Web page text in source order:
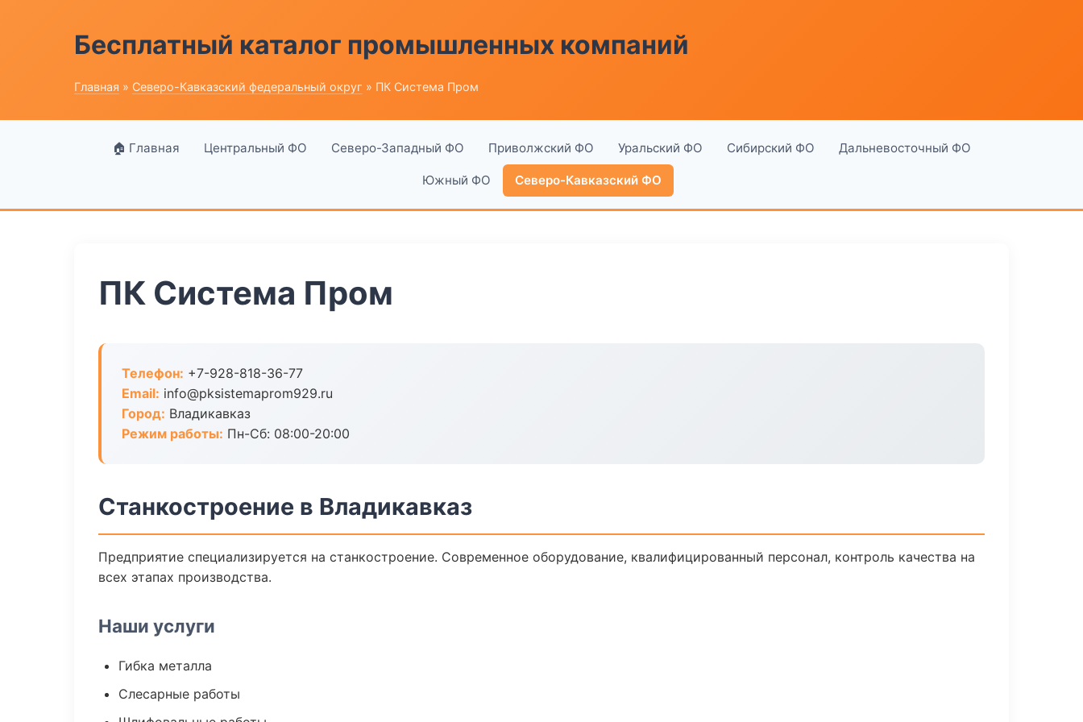
Бесплатный каталог промышленных компаний
Главная » Северо-Кавказский федеральный округ » ПК Система Пром
🏠 Главная Центральный ФО Северо-Западный ФО Приволжский ФО Уральский ФО Сибирский ФО Дальневосточный ФО
Южный ФО Северо-Кавказский ФО
ПК Система Пром
Телефон: +7-928-818-36-77
Email: info@pksistemaprom929.ru
Город: Владикавказ
Режим работы: Пн-Сб: 08:00-20:00
Станкостроение в Владикавказ
Предприятие специализируется на станкостроение. Современное оборудование, квалифицированный персонал, контроль качества на
всех этапах производства.
Наши услуги
Гибка металла
Слесарные работы